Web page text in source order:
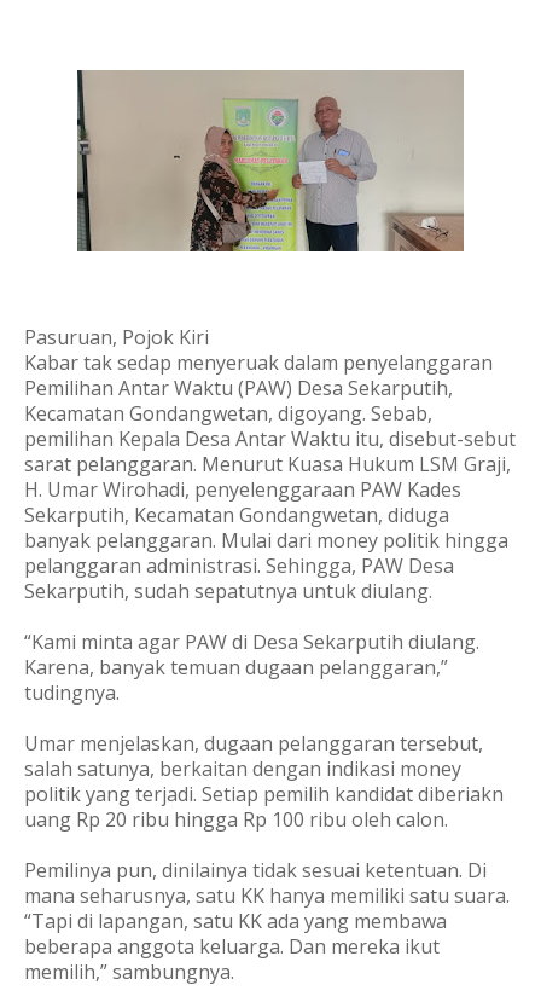
Pasuruan, Pojok Kiri
Kabar tak sedap menyeruak dalam penyelanggaran
Pemilihan Antar Waktu (PAW) Desa Sekarputih,
Kecamatan Gondangwetan, digoyang. Sebab,
pemilihan Kepala Desa Antar Waktu itu, disebut-sebut
sarat pelanggaran. Menurut Kuasa Hukum LSM Graji,
H. Umar Wirohadi, penyelenggaraan PAW Kades
Sekarputih, Kecamatan Gondangwetan, diduga
banyak pelanggaran. Mulai dari money politik hingga
pelanggaran administrasi. Sehingga, PAW Desa
Sekarputih, sudah sepatutnya untuk diulang.
“Kami minta agar PAW di Desa Sekarputih diulang.
Karena, banyak temuan dugaan pelanggaran,”
tudingnya.
Umar menjelaskan, dugaan pelanggaran tersebut,
salah satunya, berkaitan dengan indikasi money
politik yang terjadi. Setiap pemilih kandidat diberiakn
uang Rp 20 ribu hingga Rp 100 ribu oleh calon.
Pemilinya pun, dinilainya tidak sesuai ketentuan. Di
mana seharusnya, satu KK hanya memiliki satu suara.
“Tapi di lapangan, satu KK ada yang membawa
beberapa anggota keluarga. Dan mereka ikut
memilih,” sambungnya.